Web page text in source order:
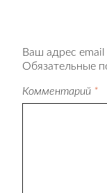
Ваш адрес email
Обязательные
Комментарий *